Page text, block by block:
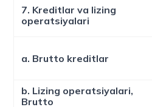
7. Kreditlar va lizing
operatsiyalari
a. Brutto kreditlar
b. Lizing operatsiyalari,
Brutto